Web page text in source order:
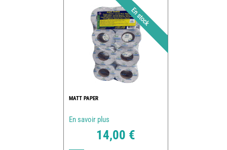
MATT PAPER
En savoir plus
14,00 €